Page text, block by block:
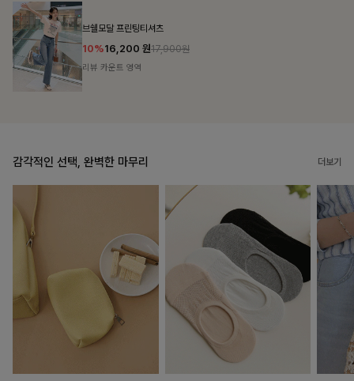
감각적인 선택, 완벽한 마무리 더보기